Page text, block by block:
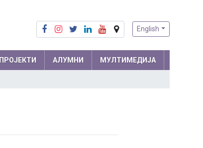
English
Информатика
ПРОЈЕКТИ АЛУМНИ МУЛТИМЕДИЈА